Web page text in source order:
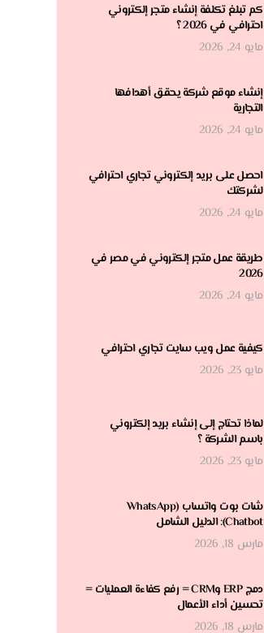
كم تبلغ تكلفة إنشاء متجر إلكتروني
احترافي في 2026 ؟
مايو 24, 2026
إنشاء موقع شركة يحقق أهدافها
التجارية
مايو 24, 2026
احصل على بريد إلكتروني تجاري احترافي
لشركتك
مايو 24, 2026
طريقة عمل متجر إلكتروني في مصر في
2026
مايو 24, 2026
كيفية عمل ويب سايت تجاري احترافي
مايو 23, 2026
لماذا تحتاج إلى إنشاء بريد إلكتروني
باسم الشركة ؟
مايو 23, 2026
شات بوت واتساب (WhatsApp
Chatbot): الدليل الشامل
مارس 18, 2026
دمج ERP وCRM = رفع كفاءة العمليات =
تحسين أداء الأعمال
مارس 18, 2026